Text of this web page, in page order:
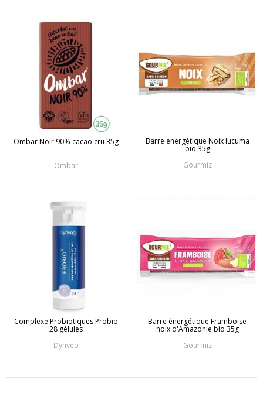
Ombar Noir 90% cacao cru 35g
Ombar
Barre énergétique Noix lucuma
bio 35g
Gourmiz
Complexe Probiotiques Probio
28 gélules
Dynveo
Barre énergétique Framboise
noix d'Amazonie bio 35g
Gourmiz